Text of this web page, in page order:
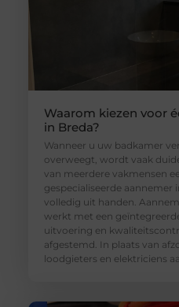
Waarom kiezen voor
in Breda?
Wanneer u uw badkamer
overweegt, wordt vaak
van meerdere vakmensen
gespecialiseerde aannemer
volledig uit handen.
werkt met een
uitvoering en
afgestemd. In plaats van
loodgieters en elektriciens